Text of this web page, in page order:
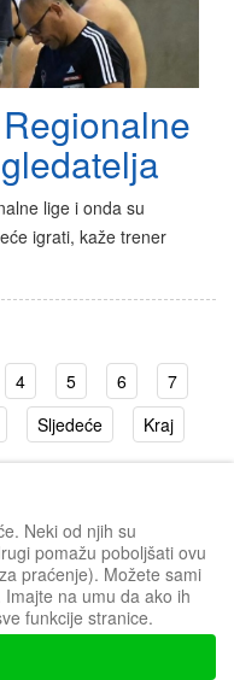
lige i onda su
igrati, kaže trener
4 5 6
7
Sljedeće Kraj
Neki od njih su
pomažu poboljšati ovu
praćenje). Možete sami
na umu da ako ih
funkcije stranice.